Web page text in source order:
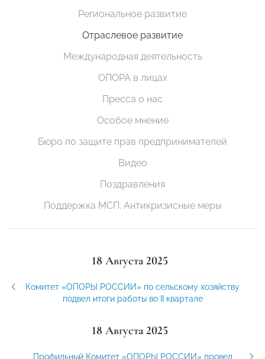
Региональное развитие
Отраслевое развитие
Международная деятельность
ОПОРА в лицах
Пресса о нас
Особое мнение
Бюро по защите прав предпринимателей
Видео
Поздравления
Поддержка МСП. Антикризисные меры
18 Августа 2025
Комитет «ОПОРЫ РОССИИ» по сельскому хозяйству
подвел итоги работы во II квартале
18 Августа 2025
Профильный Комитет «ОПОРЫ РОССИИ» провел